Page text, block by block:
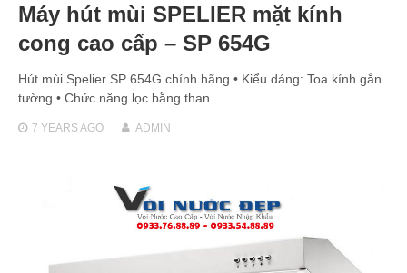
Máy hút mùi SPELIER mặt kính
cong cao cấp – SP 654G
Hút mùi Spelier SP 654G chính hãng • Kiểu dáng: Toa kính gắn
tường • Chức năng lọc bằng than…
7 YEARSAGO ADMIN